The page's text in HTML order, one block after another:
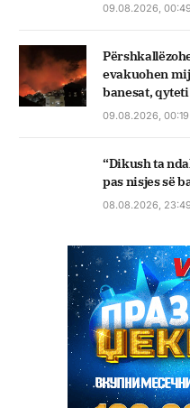
09.08.2026, 00:49
evakuohen
banesat,
09.08.2026, 00:19
“Dikush ta
pas nisjes së
08.08.2026, 23:49